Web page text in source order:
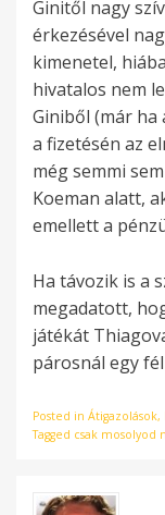
Ginitől nagy
érkezésével
kimenetel,
hivatalos nem
Giniből (már
a fizetésén az
még semmi
Koeman alatt,
emellett a
Ha távozik is a
megadatott,
játékát
párosnál egy
Posted in Átigazolások,
Tagged csak mosolyod